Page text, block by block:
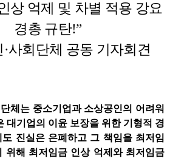
상 억제 및 차별 적용 강요
경총 규탄!”
·사회단체 공동 기자회견
체는 중소기업과 소상공인의 어려워
대기업의 이윤 보장을 위한 기형적 경
진실은 은폐하고 그 책임을 최저임
위해 최저임금 인상 억제와 최저임금